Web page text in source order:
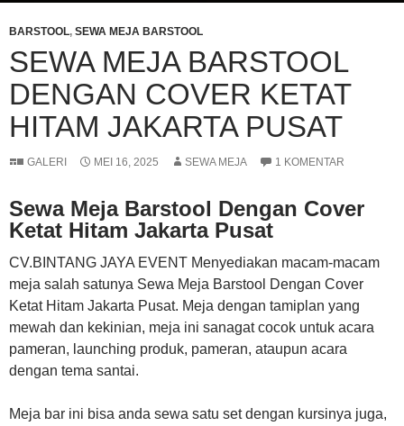
BARSTOOL, SEWA MEJA BARSTOOL
SEWA MEJA BARSTOOL
DENGAN COVER KETAT
HITAM JAKARTA PUSAT
GALERI MEI 16, 2025 SEWA MEJA 1 KOMENTAR
Sewa Meja Barstool Dengan Cover
Ketat Hitam Jakarta Pusat
CV.BINTANG JAYA EVENT Menyediakan macam-macam
meja salah satunya Sewa Meja Barstool Dengan Cover
Ketat Hitam Jakarta Pusat. Meja dengan tamiplan yang
mewah dan kekinian, meja ini sanagat cocok untuk acara
pameran, launching produk, pameran, ataupun acara
dengan tema santai.
Meja bar ini bisa anda sewa satu set dengan kursinya juga,